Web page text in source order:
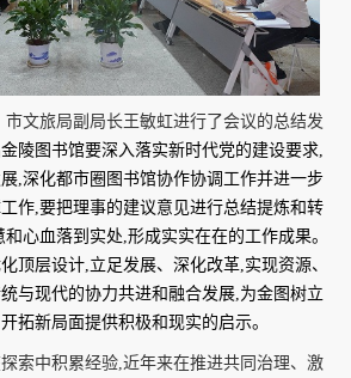
文旅局副局长王敏虹进行了会议的总结发
陵图书馆要深入落实新时代党的建设要求,
,深化都市圈图书馆协作协调工作并进一步
作,要把理事的建议意见进行总结提炼和转
心血落到实处,形成实实在在的工作成果。
顶层设计,立足发展、深化改革,实现资源、
与现代的协力共进和融合发展,为金图树立
拓新局面提供积极和现实的启示。
索中积累经验,近年来在推进共同治理、激